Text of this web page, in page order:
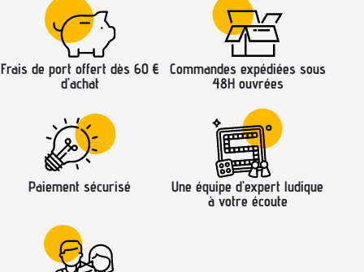
Frais de port offert dès 60 €
d’achat
Commandes expédiées sous
48H ouvrées
Paiement sécurisé
Une équipe d’expert ludique
à votre écoute